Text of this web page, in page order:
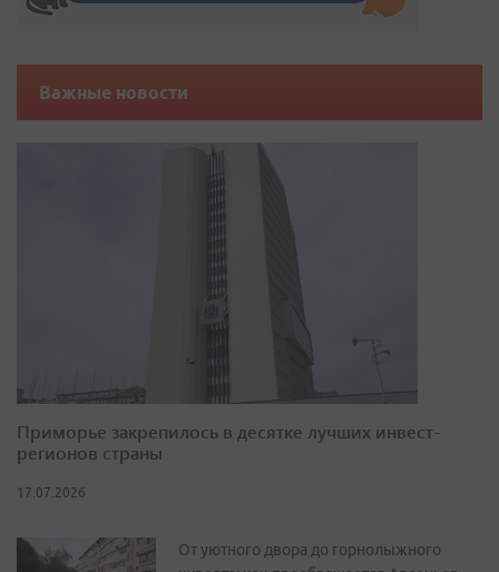
Важные новости
Приморье закрепилось в десятке лучших инвест-
регионов страны
17.07.2026
От уютного двора до горнолыжного